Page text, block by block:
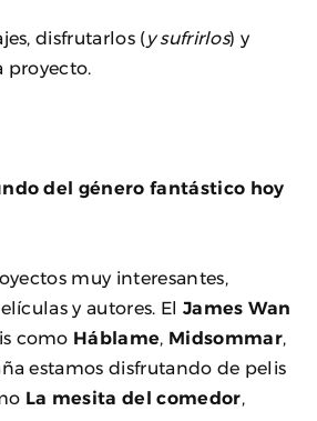
disfrutarlos (y sufrirlos) y
proyecto.
del género fantástico hoy
muy interesantes,
y autores. El James Wan
como Háblame, Midsommar,
estamos disfrutando de pelis
La mesita del comedor,